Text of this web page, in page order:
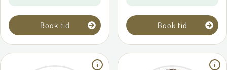
Book tid Book tid